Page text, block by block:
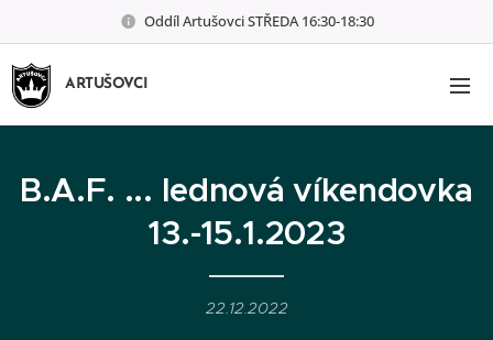
Oddíl Artušovci STŘEDA 16:30-18:30
ARTUŠOVCI
B.A.F. ... lednová víkendovka
13.-15.1.2023
22.12.2022